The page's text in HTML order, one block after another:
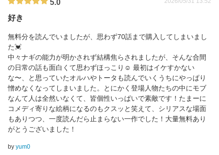
5.0
好き
無料分を読んでいましたが、思わず70話まで購入してしまいまし
た💓
中々ナギの能力が明かされず結構焦らされましたが、そんな合間
の日常の話も面白くて思わずほっこり☺️ 最初はイケすかない
な〜、と思っていたオルハやトータも読んでいくうちにやっぱり
憎めなくなってしまいました。とにかく登場人物たちの中にモブ
なんて人は全然いなくて、皆個性いっぱいで素敵です！たまーに
コメディ寄りな絵柄になるのもクスッと笑えて、シリアスな場面
もありつつ、一度読んだら止まらない一作でした！大量無料あり
がとうございました！
by yum0